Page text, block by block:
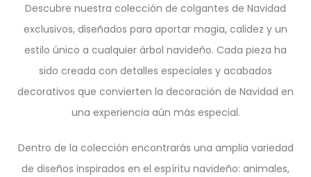
Descubre nuestra colección de colgantes de Navidad
exclusivos, diseñados para aportar magia, calidez y un
estilo único a cualquier árbol navideño. Cada pieza ha
sido creada con detalles especiales y acabados
decorativos que convierten la decoración de Navidad en
una experiencia aún más especial.
Dentro de la colección encontrarás una amplia variedad
de diseños inspirados en el espíritu navideño: animales,